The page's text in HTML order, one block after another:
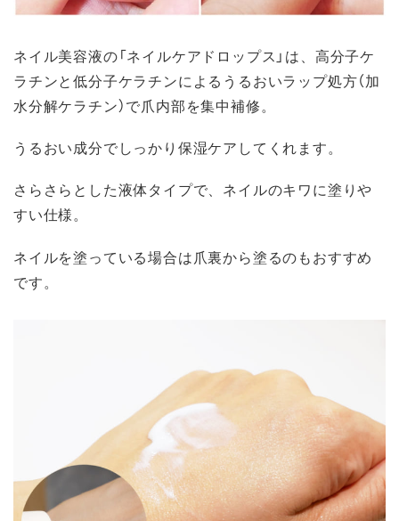
ネイル美容液の「ネイルケアドロップス」は、高分子ケ
ラチンと低分子ケラチンによるうるおいラップ処方（加
水分解ケラチン）で爪内部を集中補修。
うるおい成分でしっかり保湿ケアしてくれます。
さらさらとした液体タイプで、ネイルのキワに塗りや
すい仕様。
ネイルを塗っている場合は爪裏から塗るのもおすすめ
です。